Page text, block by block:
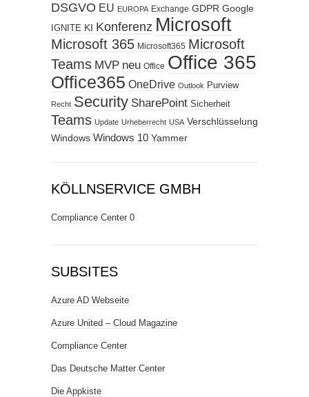
DSGVO EU EUROPA Exchange GDPR Google
IGNITE KI Konferenz Microsoft
Microsoft 365 Microsoft365 Microsoft
Teams MVP neu Office Office 365
Office365 OneDrive Outlook Purview
Recht Security SharePoint Sicherheit
Teams Update Urheberrecht USA Verschlüsselung
Windows Windows 10 Yammer
KÖLLNSERVICE GMBH
Compliance Center 0
SUBSITES
Azure AD Webseite
Azure United – Cloud Magazine
Compliance Center
Das Deutsche Matter Center
Die Appkiste